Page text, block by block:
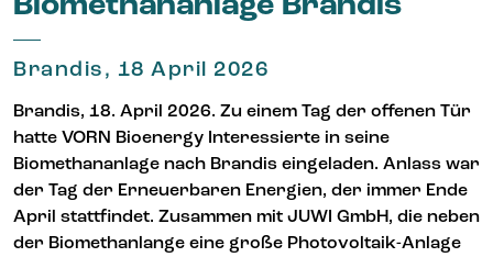
Brandis, 18 April 2026
Brandis, 18. April 2026. Zu einem Tag der offenen Tür
hatte VORN Bioenergy Interessierte in seine
Biomethananlage nach Brandis eingeladen. Anlass war
der Tag der Erneuerbaren Energien, der immer Ende
April stattfindet. Zusammen mit JUWI GmbH, die neben
der Biomethanlange eine große Photovoltaik-Anlage